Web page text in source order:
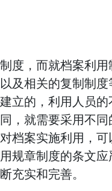
度，而就档案利用
及相关的复制制度
立的，利用人员的
，就需要采用不同
档案实施利用，可
规章制度的条文应
充实和完善。